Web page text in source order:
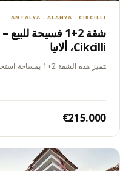
ANTALYA - ALANYA - CIKCILLI
Cikcilli، ألانيا
تتميز هذه الشقة 2+1 بمساحة استخدام تبلغ 130 م²…
€215.000